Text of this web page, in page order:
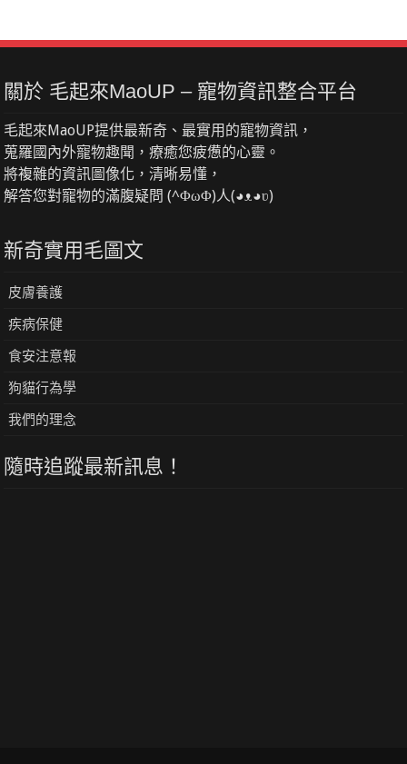
關於 毛起來MaoUP – 寵物資訊整合平台
毛起來MaoUP提供最新奇、最實用的寵物資訊，
蒐羅國內外寵物趣聞，療癒您疲憊的心靈。
將複雜的資訊圖像化，清晰易懂，
解答您對寵物的滿腹疑問 (^ΦωΦ)人(◕ᴥ◕ʋ)
新奇實用毛圖文
皮膚養護
疾病保健
食安注意報
狗貓行為學
我們的理念
隨時追蹤最新訊息！